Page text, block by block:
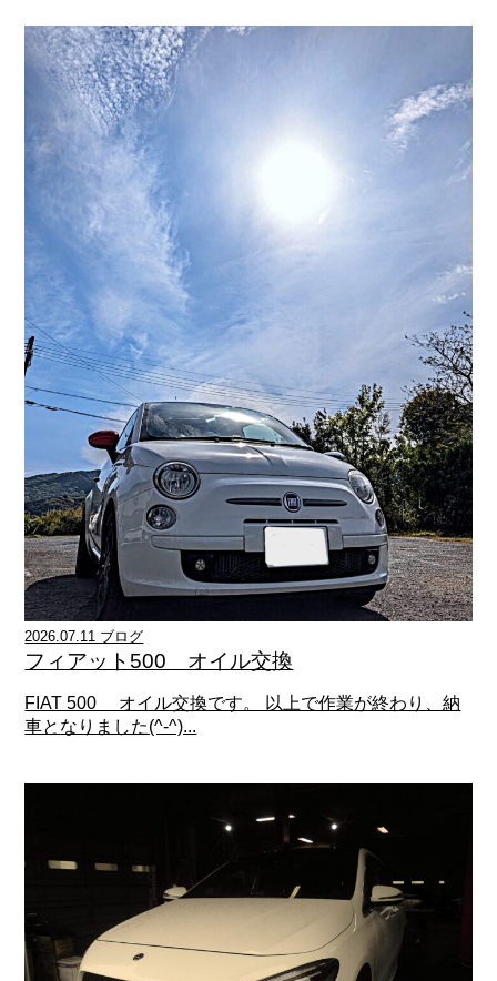
2026.07.11 ブログ
フィアット500 オイル交換
FIAT 500 オイル交換です。 以上で作業が終わり、納
車となりました(^-^)...